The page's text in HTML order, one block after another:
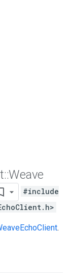
::Weave
#include
.